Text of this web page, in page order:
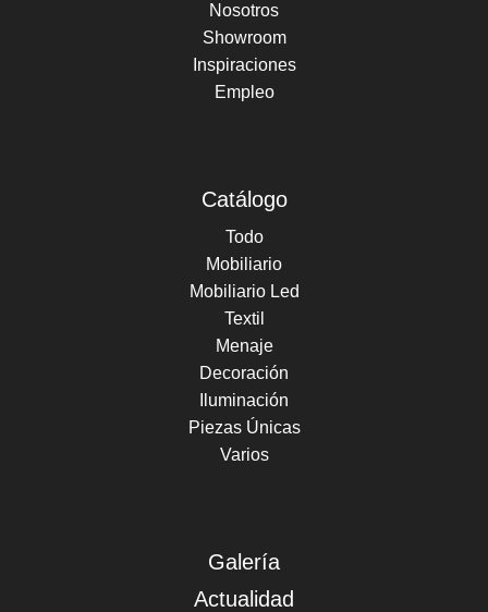
Nosotros
Showroom
Inspiraciones
Empleo
Catálogo
Todo
Mobiliario
Mobiliario Led
Textil
Menaje
Decoración
Iluminación
Piezas Únicas
Varios
Galería
Actualidad